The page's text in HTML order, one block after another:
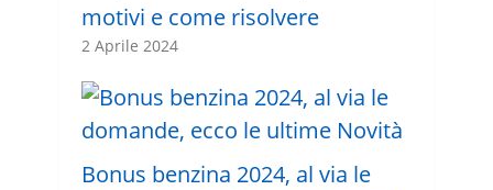
motivi e come risolvere
2 Aprile 2024
Bonus benzina 2024, al via le